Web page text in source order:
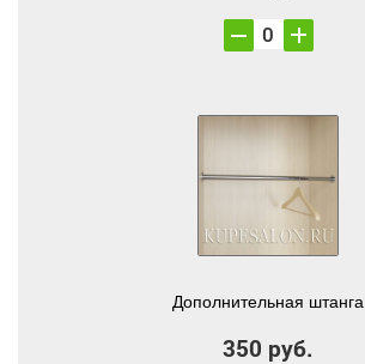
Дополнительная штанга
350 руб.